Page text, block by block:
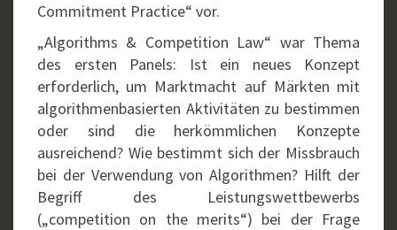
Commitment Practice“ vor.
„Algorithms & Competition Law“ war Thema
des ersten Panels: Ist ein neues Konzept
erforderlich, um Marktmacht auf Märkten mit
algorithmenbasierten Aktivitäten zu bestimmen
oder sind die herkömmlichen Konzepte
ausreichend? Wie bestimmt sich der Missbrauch
bei der Verwendung von Algorithmen? Hilft der
Begriff des Leistungswettbewerbs
(„competition on the merits“) bei der Frage